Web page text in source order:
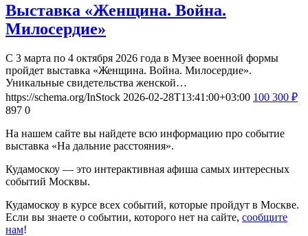
Выставка «Женщина. Война.
Милосердие»
С 3 марта по 4 октября 2026 года в Музее военной формы
пройдет выставка «Женщина. Война. Милосердие».
Уникальные свидетельства женской…
https://schema.org/InStock 2026-02-28T13:41:00+03:00 100 300 ₽
897 0
На нашем сайте вы найдете всю информацию про событие
выставка «На дальние расстояния».
Кудамоскоу — это интерактивная афиша самых интересных
событий Москвы.
Кудамоскоу в курсе всех событий, которые пройдут в Москве.
Если вы знаете о событии, которого нет на сайте, сообщите
нам!